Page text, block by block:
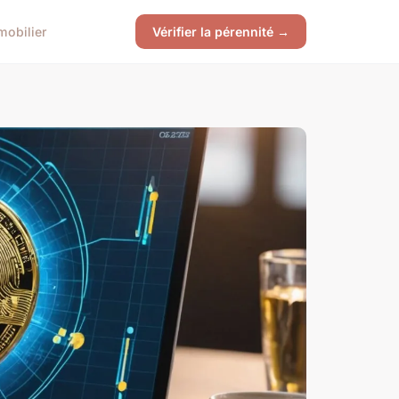
Vérifier la pérennité →